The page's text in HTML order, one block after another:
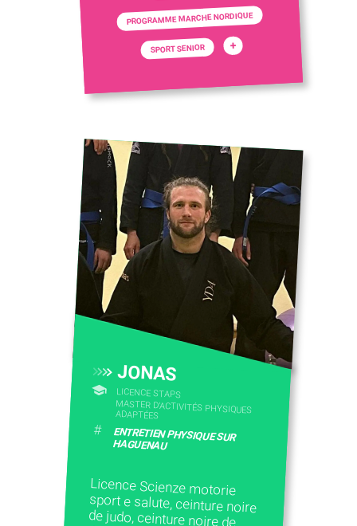
PROGRAMME MARCHE NORDIQUE
SPORT SENIOR +
JONAS
LICENCE STAPS
MASTER D'ACTIVITÉS PHYSIQUES
ADAPTÉES
# ENTRETIEN PHYSIQUE SUR
HAGUENAU
Licence Scienze motorie
sport e salute, ceinture noire
de judo, ceinture noire de
JJB. Remise en forme,
entretien physique,